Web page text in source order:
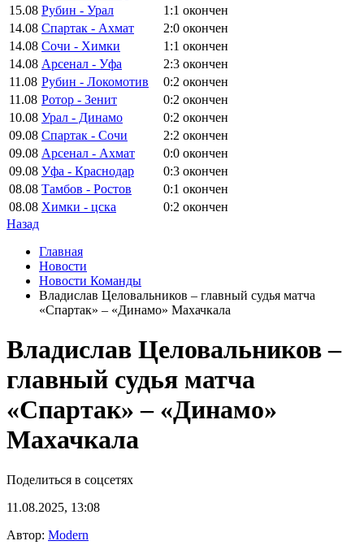
15.08 Рубин - Урал 1:1 окончен
14.08 Спартак - Ахмат 2:0 окончен
14.08 Сочи - Химки 1:1 окончен
14.08 Арсенал - Уфа 2:3 окончен
11.08 Рубин - Локомотив 0:2 окончен
11.08 Ротор - Зенит 0:2 окончен
10.08 Урал - Динамо 0:2 окончен
09.08 Спартак - Сочи 2:2 окончен
09.08 Арсенал - Ахмат 0:0 окончен
09.08 Уфа - Краснодар 0:3 окончен
08.08 Тамбов - Ростов 0:1 окончен
08.08 Химки - цска 0:2 окончен
Назад
Главная
Новости
Новости Команды
Владислав Целовальников – главный судья матча
«Спартак» – «Динамо» Махачкала
Владислав Целовальников –
главный судья матча
«Спартак» – «Динамо»
Махачкала
Поделиться в соцсетях
11.08.2025, 13:08
Автор: Modern